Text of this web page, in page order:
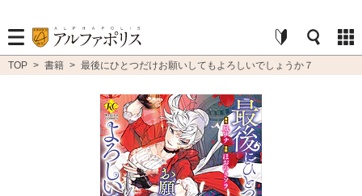
TOP > 書籍 > 最後にひとつだけお願いしてもよろしいでしょうか７